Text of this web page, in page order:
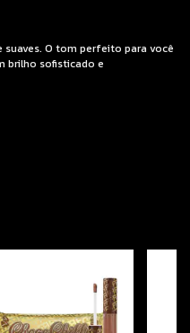
O tom perfeito para você
brilho sofisticado e